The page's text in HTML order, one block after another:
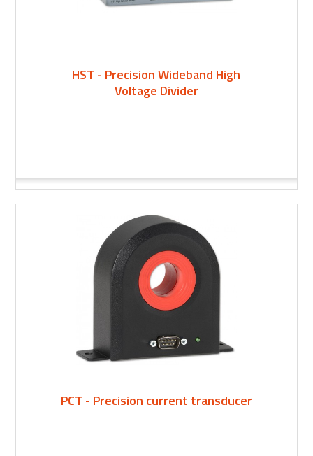
HST - Precision Wideband High
Voltage Divider
PCT - Precision current transducer